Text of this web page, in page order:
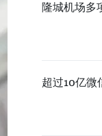
隆城机场多
超过10亿微